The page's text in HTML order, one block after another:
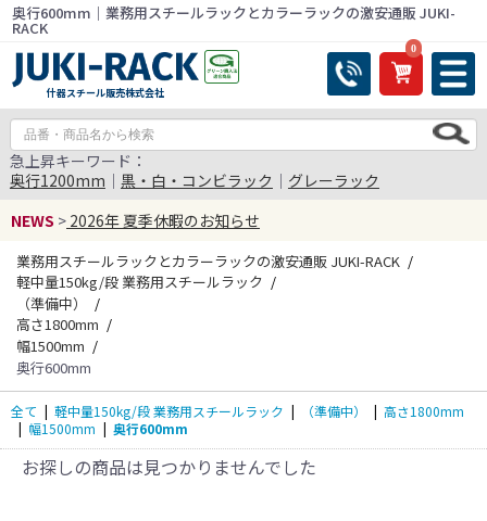
奥行600mm｜業務用スチールラックとカラーラックの激安通販 JUKI-
RACK
什器スチール販売株式会社
0
急上昇キーワード：
奥行1200mm ｜ 黒・白・コンビラック ｜ グレーラック
NEWS > 2026年 夏季休暇のお知らせ
業務用スチールラックとカラーラックの激安通販 JUKI-RACK
軽中量150kg/段 業務用スチールラック
（準備中）
高さ1800mm
幅1500mm
奥行600mm
全て | 軽中量150kg/段 業務用スチールラック | （準備中） | 高さ1800mm
| 幅1500mm | 奥行600mm
お探しの商品は見つかりませんでした